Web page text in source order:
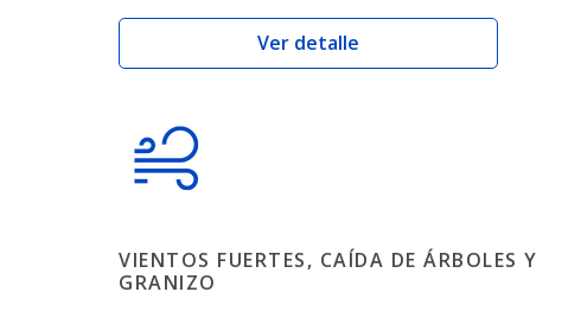
Ver detalle
VIENTOS FUERTES, CAÍDA DE ÁRBOLES Y
GRANIZO